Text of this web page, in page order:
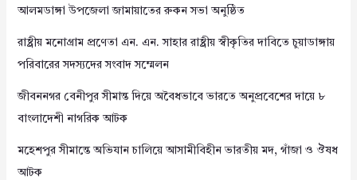
আলমডাঙ্গা উপজেলা জামায়াতের রুকন সভা অনুষ্ঠিত
রাষ্ট্রীয় মনোগ্রাম প্রণেতা এন. এন. সাহার রাষ্ট্রীয় স্বীকৃতির দাবিতে চুয়াডাঙ্গায়
পরিবারের সদস্যদের সংবাদ সম্মেলন
জীবননগর বেনীপুর সীমান্ত দিয়ে অবৈধভাবে ভারতে অনুপ্রবেশের দায়ে ৮
বাংলাদেশী নাগরিক আটক
মহেশপুর সীমান্তে অভিযান চালিয়ে আসামীবিহীন ভারতীয় মদ, গাঁজা ও ঔষধ
আটক